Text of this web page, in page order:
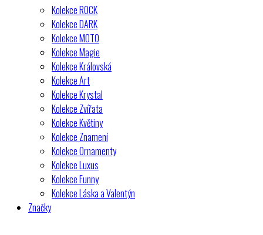
Kolekce ROCK
Kolekce DARK
Kolekce MOTO
Kolekce Magie
Kolekce Královská
Kolekce Art
Kolekce Krystal
Kolekce Zvířata
Kolekce Květiny
Kolekce Znamení
Kolekce Ornamenty
Kolekce Luxus
Kolekce Funny
Kolekce Láska a Valentýn
Značky